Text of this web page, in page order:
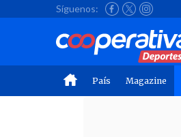
Síguenos:
País Magazine